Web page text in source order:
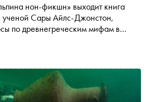
нон-фикшн» выходит книга
ученой Сары Айлс-Джонстон,
по древнегреческим мифам в
сюжеты, дополняя их
«Сноб» публикует отрывок